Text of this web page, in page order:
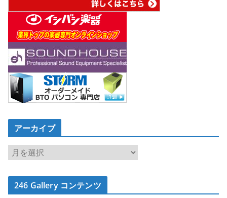
アーカイブ
ア
ー
カ
イ246 Gallery コンテンツ